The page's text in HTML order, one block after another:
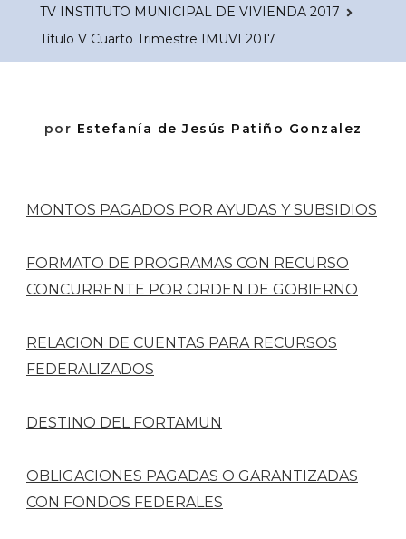
TV INSTITUTO MUNICIPAL DE VIVIENDA 2017
Título V Cuarto Trimestre IMUVI 2017
por Estefanía de Jesús Patiño Gonzalez
MONTOS PAGADOS POR AYUDAS Y SUBSIDIOS
FORMATO DE PROGRAMAS CON RECURSO
CONCURRENTE POR ORDEN DE GOBIERNO
RELACION DE CUENTAS PARA RECURSOS
FEDERALIZADOS
DESTINO DEL FORTAMUN
OBLIGACIONES PAGADAS O GARANTIZADAS
CON FONDOS FEDERALES